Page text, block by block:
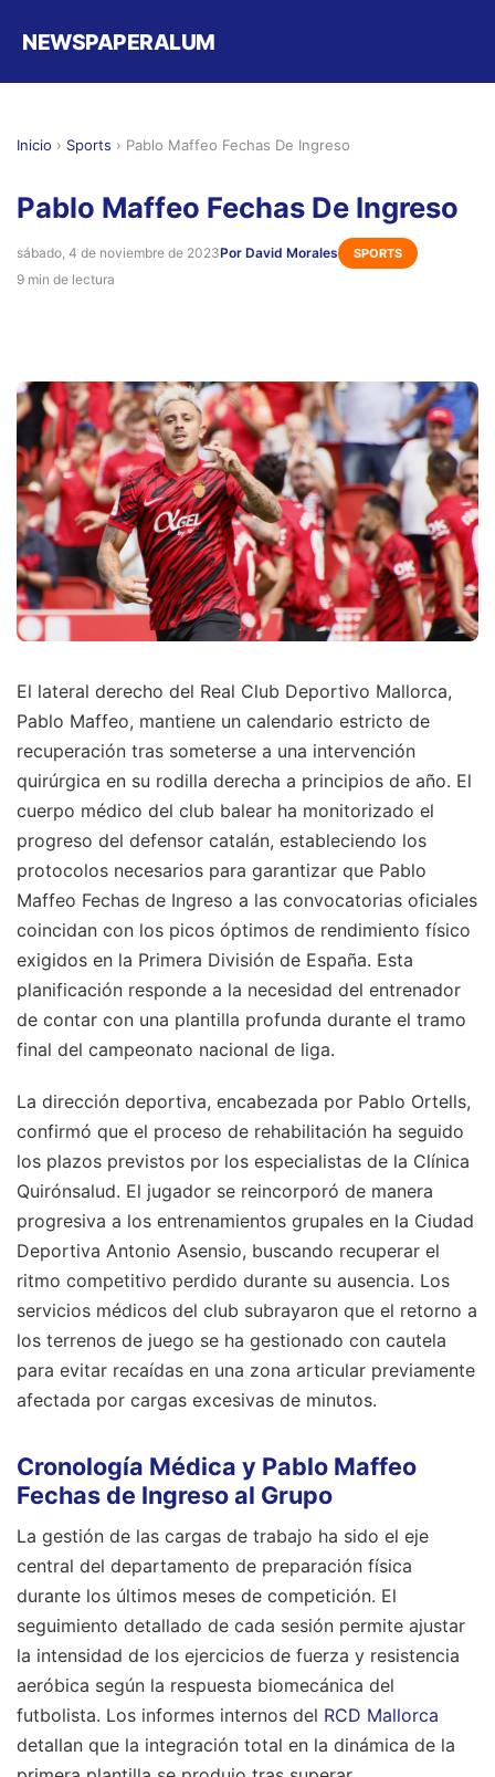
NEWSPAPERALUM
Inicio › Sports › Pablo Maffeo Fechas De Ingreso
Pablo Maffeo Fechas De Ingreso
sábado, 4 de noviembre de 2023Por David Morales SPORTS
9 min de lectura
El lateral derecho del Real Club Deportivo Mallorca,
Pablo Maffeo, mantiene un calendario estricto de
recuperación tras someterse a una intervención
quirúrgica en su rodilla derecha a principios de año. El
cuerpo médico del club balear ha monitorizado el
progreso del defensor catalán, estableciendo los
protocolos necesarios para garantizar que Pablo
Maffeo Fechas de Ingreso a las convocatorias oficiales
coincidan con los picos óptimos de rendimiento físico
exigidos en la Primera División de España. Esta
planificación responde a la necesidad del entrenador
de contar con una plantilla profunda durante el tramo
final del campeonato nacional de liga.
La dirección deportiva, encabezada por Pablo Ortells,
confirmó que el proceso de rehabilitación ha seguido
los plazos previstos por los especialistas de la Clínica
Quirónsalud. El jugador se reincorporó de manera
progresiva a los entrenamientos grupales en la Ciudad
Deportiva Antonio Asensio, buscando recuperar el
ritmo competitivo perdido durante su ausencia. Los
servicios médicos del club subrayaron que el retorno a
los terrenos de juego se ha gestionado con cautela
para evitar recaídas en una zona articular previamente
afectada por cargas excesivas de minutos.
Cronología Médica y Pablo Maffeo
Fechas de Ingreso al Grupo
La gestión de las cargas de trabajo ha sido el eje
central del departamento de preparación física
durante los últimos meses de competición. El
seguimiento detallado de cada sesión permite ajustar
la intensidad de los ejercicios de fuerza y resistencia
aeróbica según la respuesta biomecánica del
futbolista. Los informes internos del RCD Mallorca
detallan que la integración total en la dinámica de la